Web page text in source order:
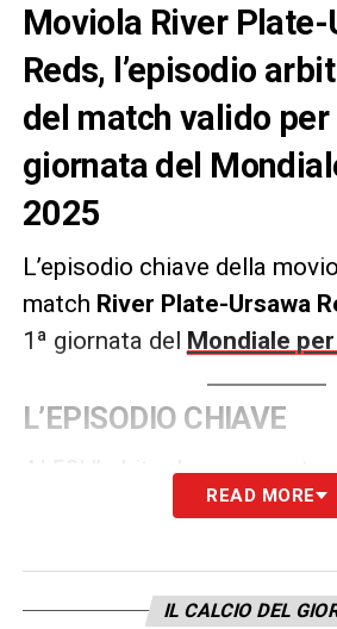
Moviola River
Reds, l’episodio
del match valido per
giornata del
2025
L’episodio chiave della
match River Plate-Ursawa
1ª giornata del Mondiale
L’EPISODIO CHIAVE
Al 58′ l’arbitro ha assegnato
rigore all’Ursawa Reds.
LA PLAYLIST DELLE
READ MORE
IL CALCIO DEL